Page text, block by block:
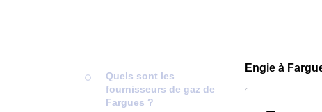
Quels sont les
fournisseurs de gaz de
Fargues ?
Engie à